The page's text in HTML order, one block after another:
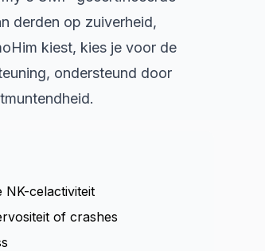
derden op zuiverheid,
kiest, kies je voor de
ondersteund door
celactiviteit
of crashes